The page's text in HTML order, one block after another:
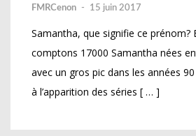
FMRCenon - 15 juin 2017
Samantha, que signifie ce prénom?
comptons 17000 Samantha nées
avec un gros pic dans les années
à l’apparition des séries [ … ]